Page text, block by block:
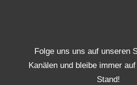
Folge uns uns auf unseren
Kanälen und bleibe immer
Stand!